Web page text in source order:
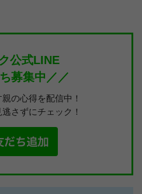
公式LINE
募集中／／
の心得を配信中！
さずにチェック！